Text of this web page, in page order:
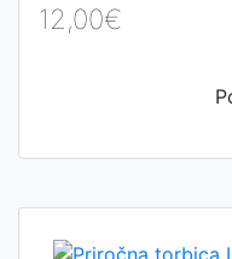
12,00€